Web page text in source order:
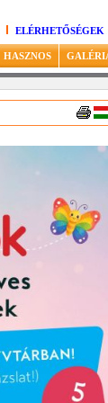
ELÉRHETŐSÉGEK
HASZNOS